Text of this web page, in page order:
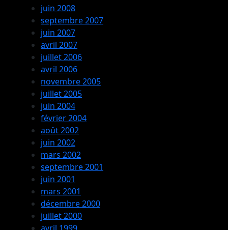
juin 2008
septembre 2007
juin 2007
avril 2007
juillet 2006
avril 2006
novembre 2005
juillet 2005
juin 2004
février 2004
août 2002
juin 2002
mars 2002
septembre 2001
juin 2001
mars 2001
décembre 2000
juillet 2000